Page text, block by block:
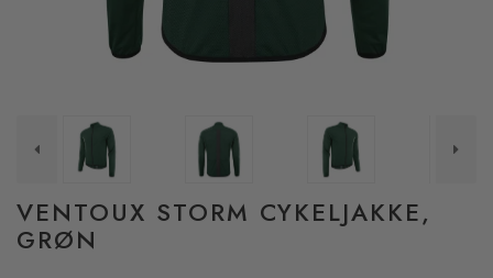
VENTOUX STORM CYKELJAKKE,
GRØN